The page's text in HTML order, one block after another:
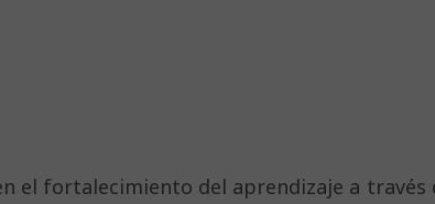
el fortalecimiento del aprendizaje a través